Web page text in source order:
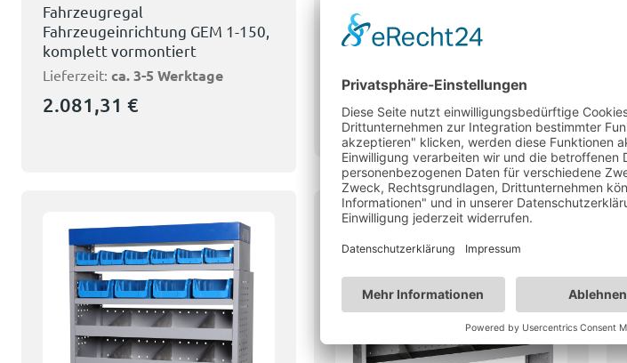
Fahrzeugregal
Fahrzeugeinrichtung GEM 1-150,
komplett vormontiert
Lieferzeit: ca. 3-5 Werktage
2.081,31 €
Fahrzeugregal
Fahrzeugeinrichtung GEM 2-125,
komplett vormontiert
Verfügbar
voraussichtlich Mitte Februar
1.224,00€